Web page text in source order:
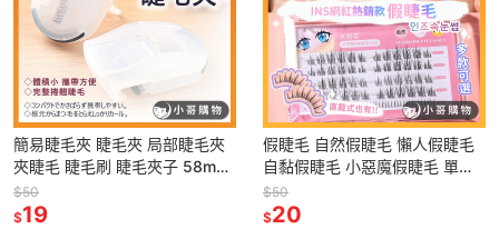
簡易睫毛夾 睫毛夾 局部睫毛夾
夾睫毛 睫毛刷 睫毛夾子 58mm
便攜睫毛夾 眼睫毛夾 睫毛輔助
器 小睫毛夾 簡約風
$50
$19
假睫毛 自然假睫毛 懶人假睫毛
自黏假睫毛 小惡魔假睫毛 單簇
假睫毛 下睫毛假睫毛 透明梗假
睫毛 自然假睫毛
$50
$20